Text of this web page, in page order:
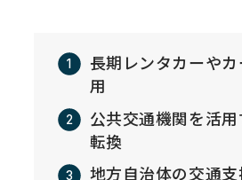
長期レンタカーやカ
用
公共交通機関を活
転換
地方自治体の交通